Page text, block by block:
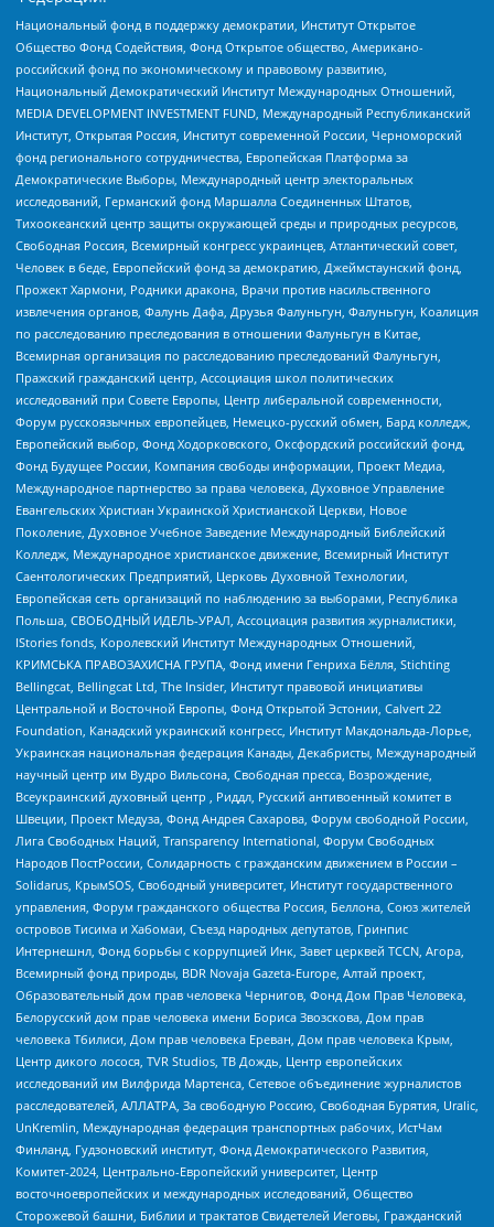
Национальный фонд в поддержку демократии, Институт Открытое
Общество Фонд Содействия, Фонд Открытое общество, Американо-
российский фонд по экономическому и правовому развитию,
Национальный Демократический Институт Международных Отношений,
MEDIA DEVELOPMENT INVESTMENT FUND, Международный Республиканский
Институт, Открытая Россия, Институт современной России, Черноморский
фонд регионального сотрудничества, Европейская Платформа за
Демократические Выборы, Международный центр электоральных
исследований, Германский фонд Маршалла Соединенных Штатов,
Тихоокеанский центр защиты окружающей среды и природных ресурсов,
Свободная Россия, Всемирный конгресс украинцев, Атлантический совет,
Человек в беде, Европейский фонд за демократию, Джеймстаунский фонд,
Прожект Хармони, Родники дракона, Врачи против насильственного
извлечения органов, Фалунь Дафа, Друзья Фалуньгун, Фалуньгун, Коалиция
по расследованию преследования в отношении Фалуньгун в Китае,
Всемирная организация по расследованию преследований Фалуньгун,
Пражский гражданский центр, Ассоциация школ политических
исследований при Совете Европы, Центр либеральной современности,
Форум русскоязычных европейцев, Немецко-русский обмен, Бард колледж,
Европейский выбор, Фонд Ходорковского, Оксфордский российский фонд,
Фонд Будущее России, Компания свободы информации, Проект Медиа,
Международное партнерство за права человека, Духовное Управление
Евангельских Христиан Украинской Христианской Церкви, Новое
Поколение, Духовное Учебное Заведение Международный Библейский
Колледж, Международное христианское движение, Всемирный Институт
Саентологических Предприятий, Церковь Духовной Технологии,
Европейская сеть организаций по наблюдению за выборами, Республика
Польша, СВОБОДНЫЙ ИДЕЛЬ-УРАЛ, Ассоциация развития журналистики,
IStories fonds, Королевский Институт Международных Отношений,
КРИМСЬКА ПРАВОЗАХИСНА ГРУПА, Фонд имени Генриха Бёлля, Stichting
Bellingcat, Bellingcat Ltd, The Insider, Институт правовой инициативы
Центральной и Восточной Европы, Фонд Открытой Эстонии, Calvert 22
Foundation, Канадский украинский конгресс, Институт Макдональда-Лорье,
Украинская национальная федерация Канады, Декабристы, Международный
научный центр им Вудро Вильсона, Свободная пресса, Возрождение,
Всеукраинский духовный центр , Риддл, Русский антивоенный комитет в
Швеции, Проект Медуза, Фонд Андрея Сахарова, Форум свободной России,
Лига Свободных Наций, Transparеncy International, Форум Свободных
Народов ПостРоссии, Солидарность с гражданским движением в России –
Solidarus, КрымSOS, Свободный университет, Институт государственного
управления, Форум гражданского общества Россия, Беллона, Союз жителей
островов Тисима и Хабомаи, Съезд народных депутатов, Гринпис
Интернешнл, Фонд борьбы с коррупцией Инк, Завет церквей TCCN, Агора,
Всемирный фонд природы, BDR Novaja Gazeta-Europe, Алтай проект,
Образовательный дом прав человека Чернигов, Фонд Дом Прав Человека,
Белорусский дом прав человека имени Бориса Звозскова, Дом прав
человека Тбилиси, Дом прав человека Ереван, Дом прав человека Крым,
Центр дикого лосося, TVR Studios, ТВ Дождь, Центр европейских
исследований им Вилфрида Мартенса, Сетевое объединение журналистов
расследователей, АЛЛАТРА, За свободную Россию, Свободная Бурятия, Uralic,
UnKremlin, Международная федерация транспортных рабочих, ИстЧам
Финланд, Гудзоновский институт, Фонд Демократического Развития,
Комитет-2024, Центрально-Европейский университет, Центр
восточноевропейских и международных исследований, Общество
Сторожевой башни, Библии и трактатов Свидетелей Иеговы, Гражданский